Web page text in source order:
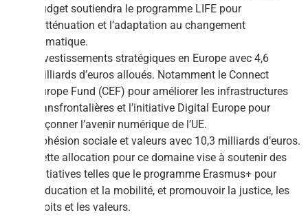
budget soutiendra le programme LIFE pour
l’atténuation et l’adaptation au changement
climatique.
Investissements stratégiques en Europe avec 4,6
milliards d’euros alloués. Notamment le Connect
Europe Fund (CEF) pour améliorer les infrastructures
transfrontalières et l’initiative Digital Europe pour
façonner l’avenir numérique de l’UE.
Cohésion sociale et valeurs avec 10,3 milliards d’euros.
Cette allocation pour ce domaine vise à soutenir des
initiatives telles que le programme Erasmus+ pour
l’éducation et la mobilité, et promouvoir la justice, les
droits et les valeurs.